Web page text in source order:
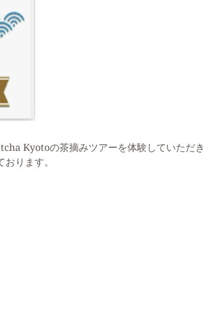
Kyotoの茶摘みツアーを体験していただき
ります。